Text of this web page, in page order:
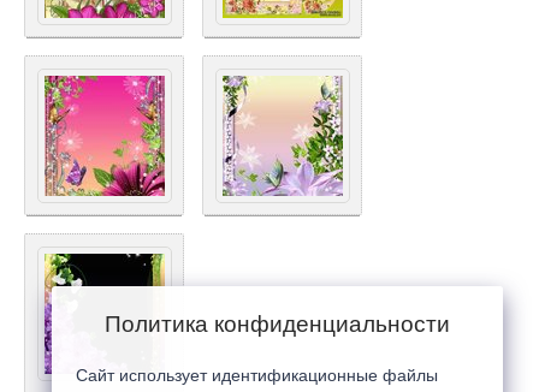
Политика конфиденциальности
Сайт использует идентификационные файлы